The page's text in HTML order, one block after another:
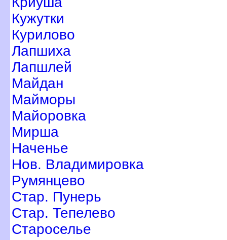
Кужутки
Курилово
Лапшиха
Лапшлей
Майдан
Майморы
Майоровка
Мирша
Наченье
Нов. Владимировка
Румянцево
Стар. Пунерь
Стар. Тепелево
Староселье